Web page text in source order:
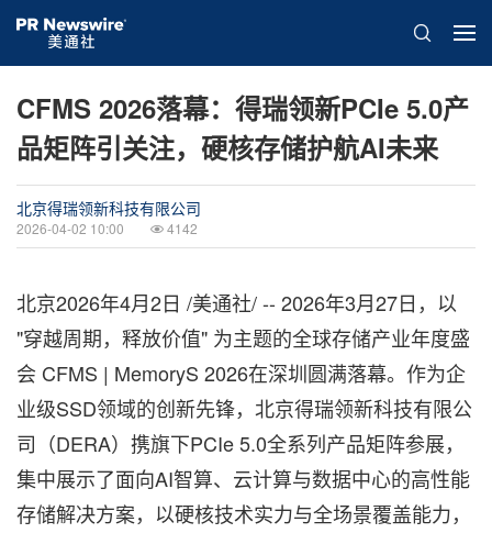
CFMS 2026落幕：得瑞领新PCIe 5.0产
品矩阵引关注，硬核存储护航AI未来
北京得瑞领新科技有限公司
2026-04-02 10:00 4142
北京2026年4月2日 /美通社/ -- 2026年3月27日，以
"穿越周期，释放价值" 为主题的全球存储产业年度盛
会 CFMS | MemoryS 2026在深圳圆满落幕。作为企
业级SSD领域的创新先锋，北京得瑞领新科技有限公
司（DERA）携旗下PCIe 5.0全系列产品矩阵参展，
集中展示了面向AI智算、云计算与数据中心的高性能
存储解决方案，以硬核技术实力与全场景覆盖能力，